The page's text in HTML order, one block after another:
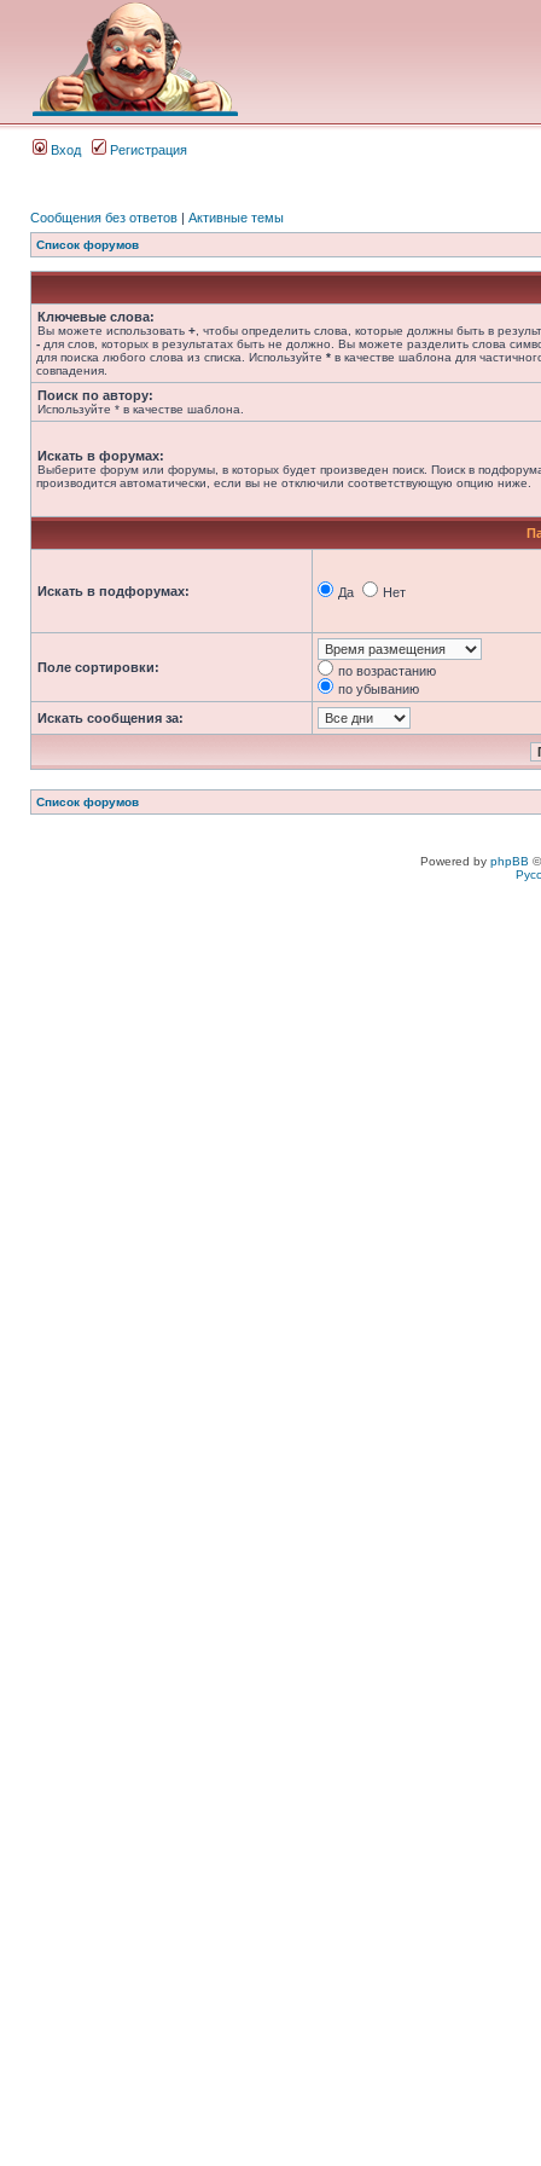
Вход Регистрация
Сообщения без ответов | Активные темы
Список форумов
Ключевые слова:
Вы можете использовать + , чтобы определить слова, которые должны быть в
- для слов, которых в результатах быть не должно. Вы можете разделить слова
для поиска любого слова из списка. Используйте * в качестве шаблона для
совпадения.
Поиск по автору:
Используйте * в качестве шаблона.
Искать в форумах:
Выберите форум или форумы, в которых будет произведен поиск. Поиск в
производится автоматически, если вы не отключили соответствующую опцию ниже.
Искать в подфорумах: Да Нет
Поле сортировки:
по возрастанию
по убыванию
Искать сообщения за:
Список форумов
Powered by phpBB